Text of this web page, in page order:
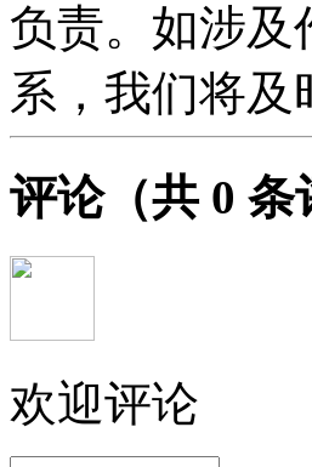
负责。如涉及
系，我们将
评论（共 0 条
欢迎评论